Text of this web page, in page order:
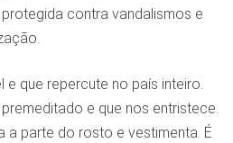
contra vandalismos e
e que repercute no país inteiro.
e que nos entristece.
a parte do rosto e vestimenta. É